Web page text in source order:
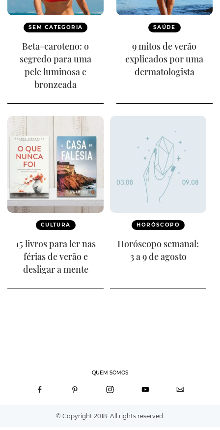
SEM CATEGORIA
Beta-caroteno: o
segredo para uma
pele luminosa e
bronzeada
SAÚDE
9 mitos de verão
explicados por uma
dermatologista
CULTURA
15 livros para ler nas
férias de verão e
desligar a mente
HORÓSCOPO
Horóscopo semanal:
3 a 9 de agosto
QUEM SOMOS
© Copyright 2018. All rights reserved.